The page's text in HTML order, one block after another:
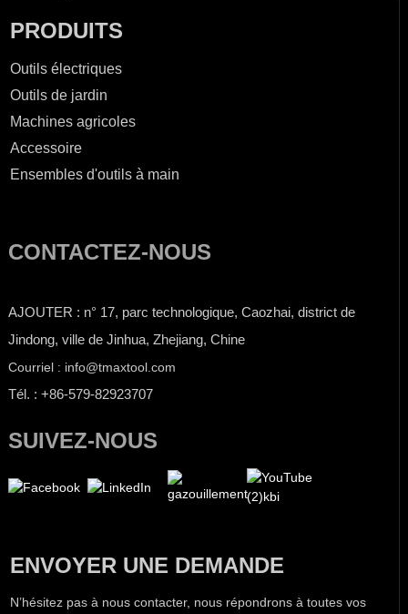
PRODUITS
Outils électriques
Outils de jardin
Machines agricoles
Accessoire
Ensembles d'outils à main
CONTACTEZ-NOUS
AJOUTER : n° 17, parc technologique, Caozhai, district de
Jindong, ville de Jinhua, Zhejiang, Chine
Courriel : info@tmaxtool.com
Tél. : +86-579-82923707
SUIVEZ-NOUS
ENVOYER UNE DEMANDE
N’hésitez pas à nous contacter, nous répondrons à toutes vos